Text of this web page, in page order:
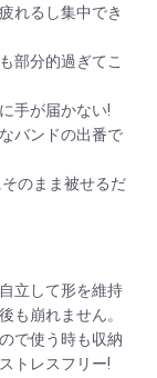
れるし集中でき
部分的過ぎてこ
手が届かない!
バンドの出番で
のまま被せるだ
立して形を維持
も崩れません。
で使う時も収納
トレスフリー!